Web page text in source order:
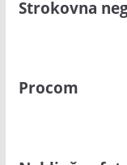
Strokovna
Procom